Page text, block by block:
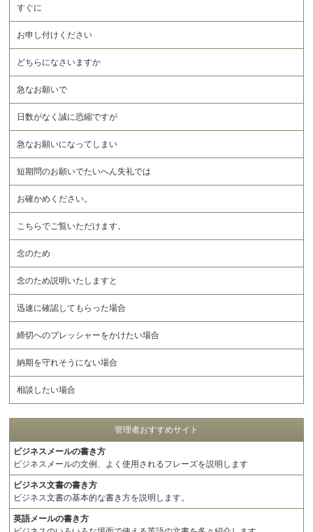
すぐに
お申し付けください
どちらになさいますか
急なお願いで
日数がなく誠に恐縮ですが
急なお願いになってしまい
短期問のお願いでたいへん失礼では
お確かめください。
こちらでご覧いただけます。
念のため
念のため説明いたしますと
迅速に確認してもらった場合
締切へのプレッシャーをかけたい場合
納期を守れそうにない場合
相談したい場合
管理者おすすめサイト
ビジネスメールの書き方
ビジネスメールの文例、よく使用されるフレーズを説明します
ビジネス文書の書き方
ビジネス文書の基本的な書き方を説明します。
英語メールの書き方